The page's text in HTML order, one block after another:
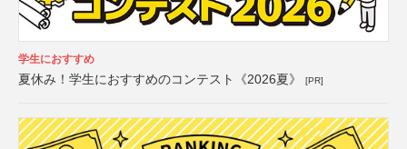
学生におすすめ
夏休み！学生におすすめのコンテスト《2026夏》 [PR]